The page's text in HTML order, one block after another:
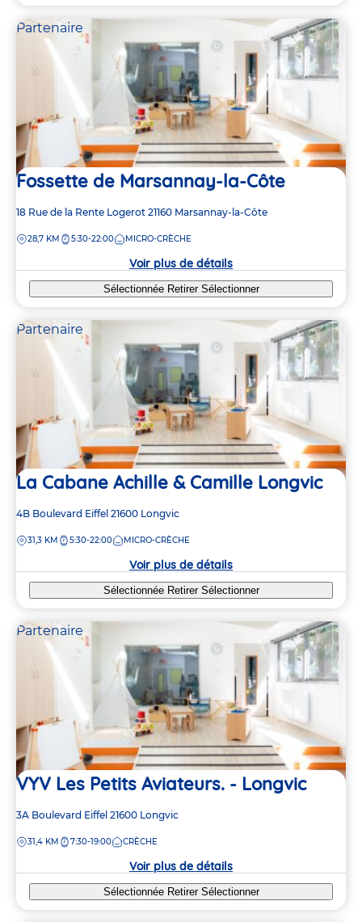
Partenaire
Fossette de Marsannay-la-Côte
Adresse
la
18 Rue de la Rente Logerot 21160 Marsannay-la-Côte
DISTANCE
28,7 KM 5:30-22:00 MICRO-CRÈCHE
Voir plus de détails
Sélectionnée Retirer Sélectionner
Partenaire
La Cabane Achille & Camille Longvic
Adresse
la
4B Boulevard Eiffel 21600 Longvic
DISTANCE
31,3 KM 5:30-22:00 MICRO-CRÈCHE
Voir plus de détails
Sélectionnée Retirer Sélectionner
Partenaire
VYV Les Petits Aviateurs. - Longvic
Adresse
la
3A Boulevard Eiffel 21600 Longvic
DISTANCE
31,4 KM 7:30-19:00 CRÈCHE
Voir plus de détails
Sélectionnée Retirer Sélectionner